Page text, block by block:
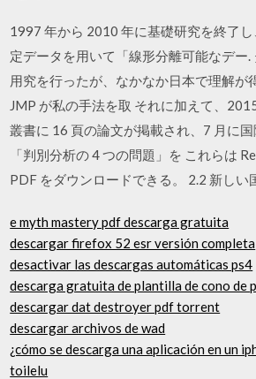
1997 年から 2010 年に基礎研究を終了
定データを用いて「線形分離可能なデー
用究を行ったが、なかなか日本で理解が
JMP が私の手法を取 それに加えて、
叢書に 16 頁の論文が掲載され、7 月に
「判別分析の 4 つの問題」を これらは
PDF をダウンロードできる。 2.2 新しい
e myth mastery pdf descarga gratuita
descargar firefox 52 esr versión completa
desactivar las descargas automáticas ps4
descarga gratuita de plantilla de cono de
descargar dat destroyer pdf torrent
descargar archivos de wad
¿cómo se descarga una aplicación en un
toilelu